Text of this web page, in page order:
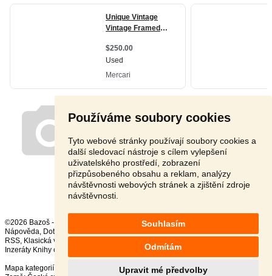
Používáme soubory cookies
Tyto webové stránky používají soubory cookies a
další sledovací nástroje s cílem vylepšení
uživatelského prostředí, zobrazení
přizpůsobeného obsahu a reklam, analýzy
návštěvnosti webových stránek a zjištění zdroje
návštěvnosti.
Souhlasím
Odmítám
Upravit mé předvolby
©2026 Bazoš -
Nápověda, Dotazy ,
RSS,
Inzeráty Knihy celkem:
, za 24 hodin:617
Mapa kategorií
Nejvyhledávanější výrazy